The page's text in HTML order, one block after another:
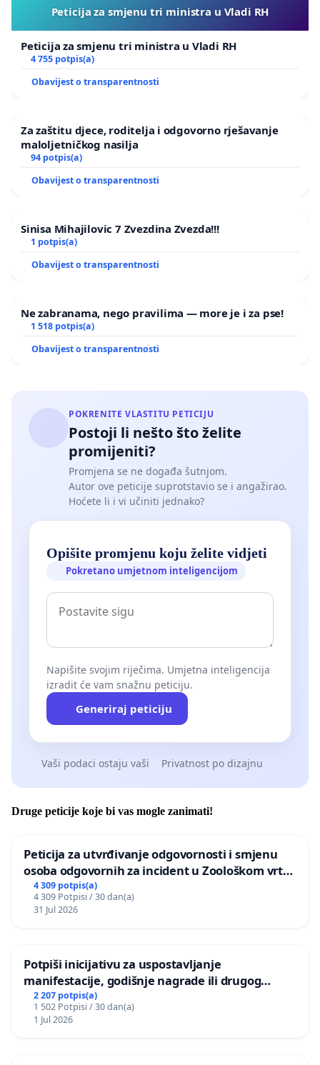
Peticija za smjenu tri ministra u Vladi RH
Peticija za smjenu tri ministra u Vladi RH
4 755 potpis(a)
Obavijest o transparentnosti
Za zaštitu djece, roditelja i odgovorno rješavanje
maloljetničkog nasilja
94 potpis(a)
Obavijest o transparentnosti
Sinisa Mihajilovic 7 Zvezdina Zvezda!!!
1 potpis(a)
Obavijest o transparentnosti
Ne zabranama, nego pravilima — more je i za pse!
1 518 potpis(a)
Obavijest o transparentnosti
POKRENITE VLASTITU PETICIJU
Postoji li nešto što želite
promijeniti?
Promjena se ne događa šutnjom.
Autor ove peticije suprotstavio se i angažirao.
Hoćete li i vi učiniti jednako?
Opišite promjenu koju želite vidjeti
Pokretano umjetnom inteligencijom
Napišite svojim riječima. Umjetna inteligencija
izradit će vam snažnu peticiju.
Generiraj peticiju
Vaši podaci ostaju vaši Privatnost po dizajnu
Druge peticije koje bi vas mogle zanimati!
Peticija za utvrđivanje odgovornosti i smjenu
osoba odgovornih za incident u Zoološkom vrtu
Grada Zagreba
4 309 potpis(a)
4 309 Potpisi / 30 dan(a)
31 Jul 2026
Potpiši inicijativu za uspostavljanje
manifestacije, godišnje nagrade ili drugog
javnog događaja „Edin Avdić“ u Sarajevu
2 207 potpis(a)
1 502 Potpisi / 30 dan(a)
1 Jul 2026